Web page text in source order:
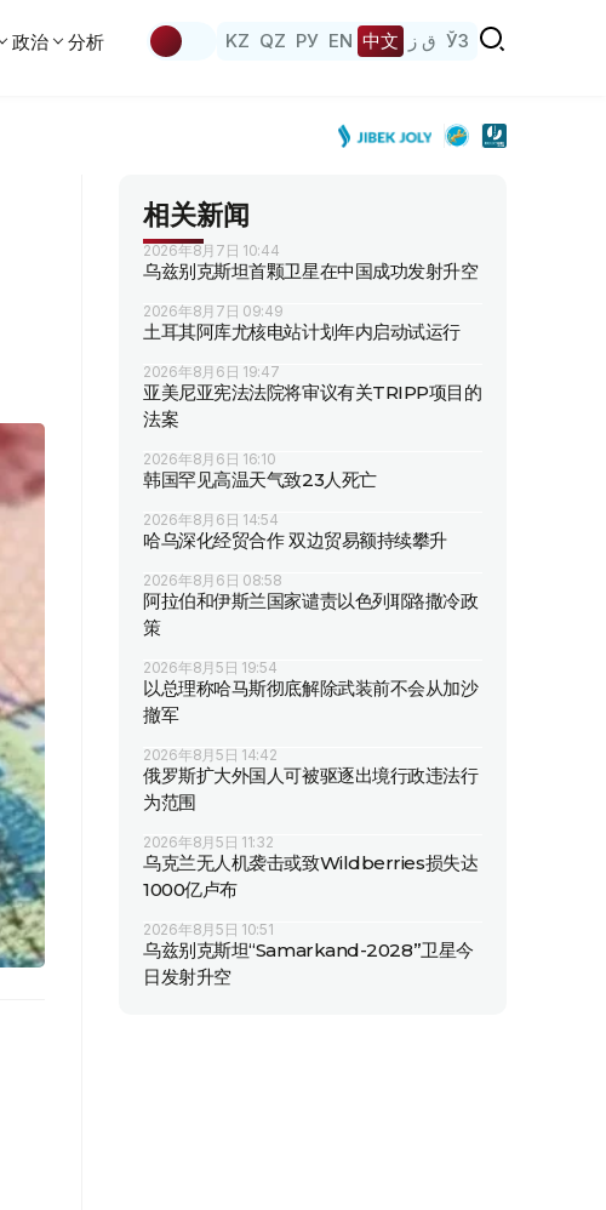
政治 分析 KZ QZ РУ EN 中文 ق ز ЎЗ
相关新闻
2026年8月7日 10:44
乌兹别克斯坦首颗卫星在中国成功发射升空
2026年8月7日 09:49
土耳其阿库尤核电站计划年内启动试运行
2026年8月6日 19:47
亚美尼亚宪法法院将审议有关TRIPP项目的
法案
2026年8月6日 16:10
韩国罕见高温天气致23人死亡
2026年8月6日 14:54
哈乌深化经贸合作 双边贸易额持续攀升
2026年8月6日 08:58
阿拉伯和伊斯兰国家谴责以色列耶路撒冷政
策
2026年8月5日 19:54
以总理称哈马斯彻底解除武装前不会从加沙
撤军
2026年8月5日 14:42
俄罗斯扩大外国人可被驱逐出境行政违法行
为范围
2026年8月5日 11:32
乌克兰无人机袭击或致Wildberries损失达
1000亿卢布
2026年8月5日 10:51
乌兹别克斯坦“Samarkand-2028”卫星今
日发射升空